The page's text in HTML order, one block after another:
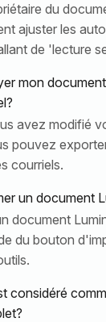
du
ajuster les
de 'lecture
mon
avez modifié
pouvez
courriels.
un document
document
du bouton
considéré